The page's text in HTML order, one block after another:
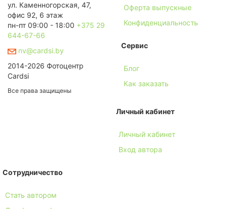
ул. Каменногорская, 47,
офис 92, 6 этаж
пн-пт 09:00 - 18:00 +375 29
644-67-66
nv@cardsi.by
2014-2026 Фотоцентр
Cardsi
Все права защищены
Оферта выпускные
Конфиденциальность
Сервис
Блог
Как заказать
Личный кабинет
Личный кабинет
Вход автора
Сотрудничество
Стать автором